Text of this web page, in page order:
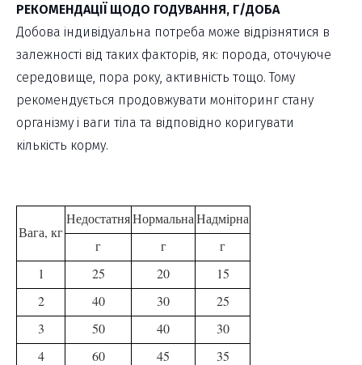
РЕКОМЕНДАЦІЇ ЩОДО ГОДУВАННЯ, Г/ДОБА
Добова індивідуальна потреба може відрізнятися в
залежності від таких факторів, як: порода, оточуюче
середовище, пора року, активність тощо. Тому
рекомендується продовжувати моніторинг стану
організму і ваги тіла та відповідно коригувати
кількість корму.
Вага, кг
НедостатняНормальнаНадмірна
г
г
г
1
25 20
15
2
40 30
25
3
50 40
30
4
60 45
35